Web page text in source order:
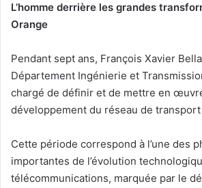
L’homme derrière les grandes
Orange
Pendant sept ans, François Xavier
Département Ingénierie et
chargé de définir et de mettre en
développement du réseau de transport
Cette période correspond à l’une des
importantes de l’évolution
télécommunications, marquée par le